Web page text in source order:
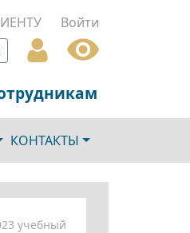
Войти
КОНТАКТЫ
учебный